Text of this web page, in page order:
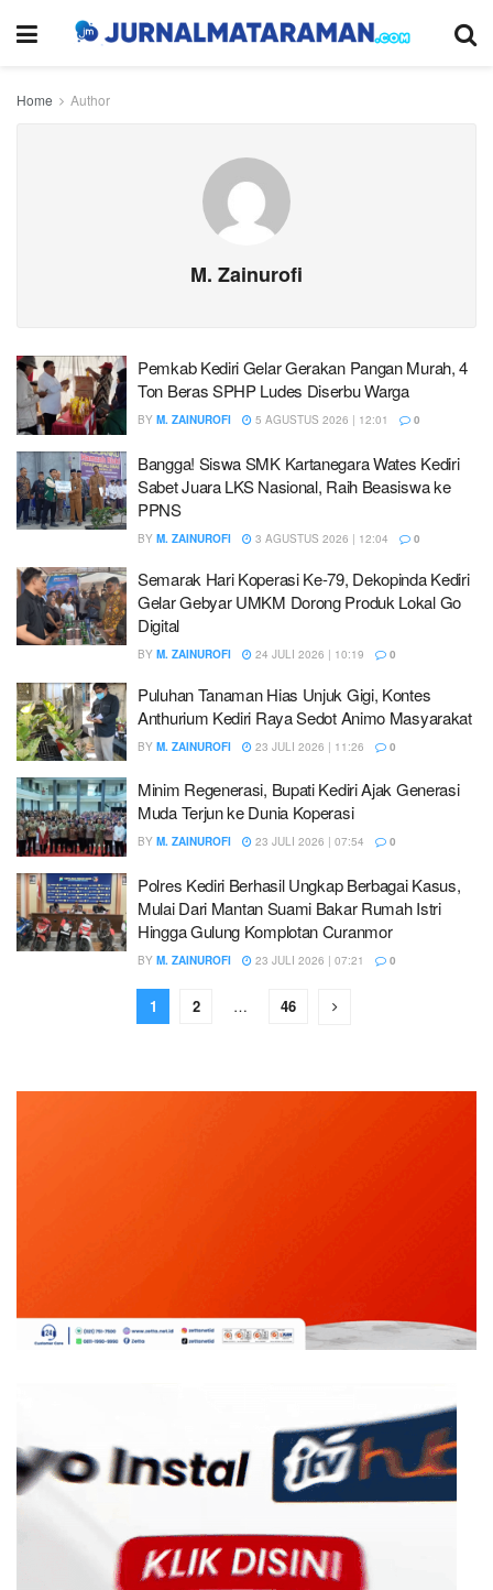
Home Author
M. Zainurofi
Pemkab Kediri Gelar Gerakan Pangan Murah, 4
Ton Beras SPHP Ludes Diserbu Warga
BY M. ZAINUROFI 5 AGUSTUS 2026 | 12:01 0
Bangga! Siswa SMK Kartanegara Wates Kediri
Sabet Juara LKS Nasional, Raih Beasiswa ke
PPNS
BY M. ZAINUROFI 3 AGUSTUS 2026 | 12:04 0
Semarak Hari Koperasi Ke-79, Dekopinda Kediri
Gelar Gebyar UMKM Dorong Produk Lokal Go
Digital
BY M. ZAINUROFI 24 JULI 2026 | 10:19 0
Puluhan Tanaman Hias Unjuk Gigi, Kontes
Anthurium Kediri Raya Sedot Animo Masyarakat
BY M. ZAINUROFI 23 JULI 2026 | 11:26 0
Minim Regenerasi, Bupati Kediri Ajak Generasi
Muda Terjun ke Dunia Koperasi
BY M. ZAINUROFI 23 JULI 2026 | 07:54 0
Polres Kediri Berhasil Ungkap Berbagai Kasus,
Mulai Dari Mantan Suami Bakar Rumah Istri
Hingga Gulung Komplotan Curanmor
BY M. ZAINUROFI 23 JULI 2026 | 07:21 0
1 2 … 46